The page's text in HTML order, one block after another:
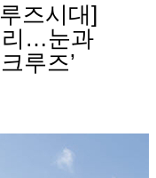
즈시대]
리…눈과
루즈’